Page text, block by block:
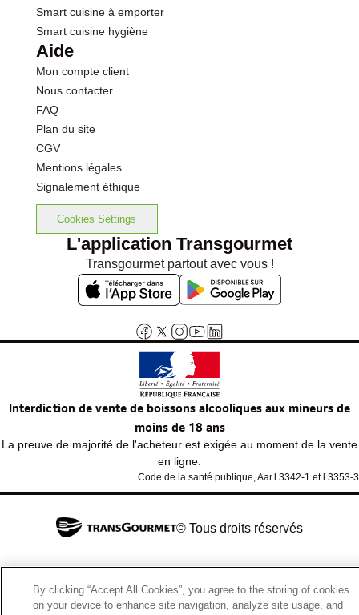
Smart cuisine à emporter
Smart cuisine hygiène
Aide
Mon compte client
Nous contacter
FAQ
Plan du site
CGV
Mentions légales
Signalement éthique
Cookies Settings
L'application Transgourmet
Transgourmet partout avec vous !
Interdiction de vente de boissons alcooliques aux mineurs de
moins de 18 ans
La preuve de majorité de l'acheteur est exigée au moment de la vente
en ligne.
Code de la santé publique, Aar.l.3342-1 et l.3353-3
© Tous droits réservés
By clicking “Accept All Cookies”, you agree to the storing of cookies
on your device to enhance site navigation, analyze site usage, and